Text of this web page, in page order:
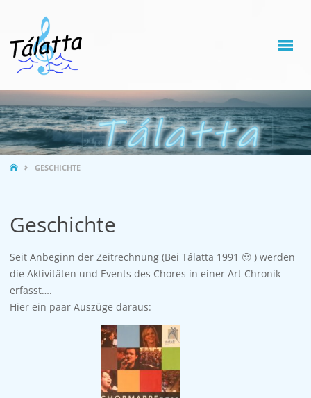
STARTSEITE
GESCHICHTE
Geschichte
Seit Anbeginn der Zeitrechnung (Bei Tálatta 1991 🙂 ) werden
die Aktivitäten und Events des Chores in einer Art Chronik
erfasst….
Hier ein paar Auszüge daraus: